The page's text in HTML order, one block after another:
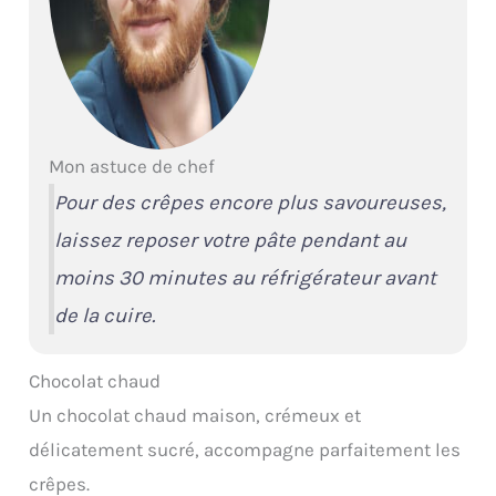
Mon astuce de chef
Pour des crêpes encore plus savoureuses,
laissez reposer votre pâte pendant au
moins 30 minutes au réfrigérateur avant
de la cuire.
Chocolat chaud
Un chocolat chaud maison, crémeux et
délicatement sucré, accompagne parfaitement les
crêpes.